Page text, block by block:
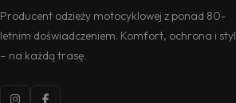
Producent odzieży motocyklowej z ponad 80-
letnim doświadczeniem. Komfort, ochrona i styl
– na każdą trasę.